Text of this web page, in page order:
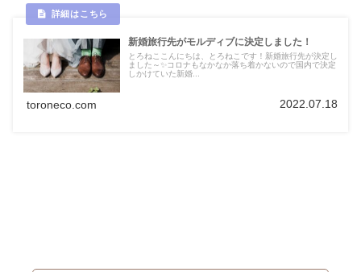
新婚旅行先がモルディブに決定しました！
とろねここんにちは、とろねこです！新婚旅行先が決定し
ました～✨コロナもなかなか落ち着かないので国内で決定
しかけていた新婚...
toroneco.com 2022.07.18